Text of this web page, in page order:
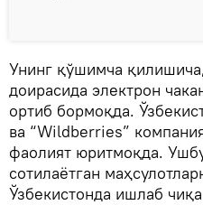
Унинг қўшимча
доирасида электрон
ортиб бормоқда.
ва “Wildberries”
фаолият юритмоқда.
сотилаётган
Ўзбекистонда ишлаб